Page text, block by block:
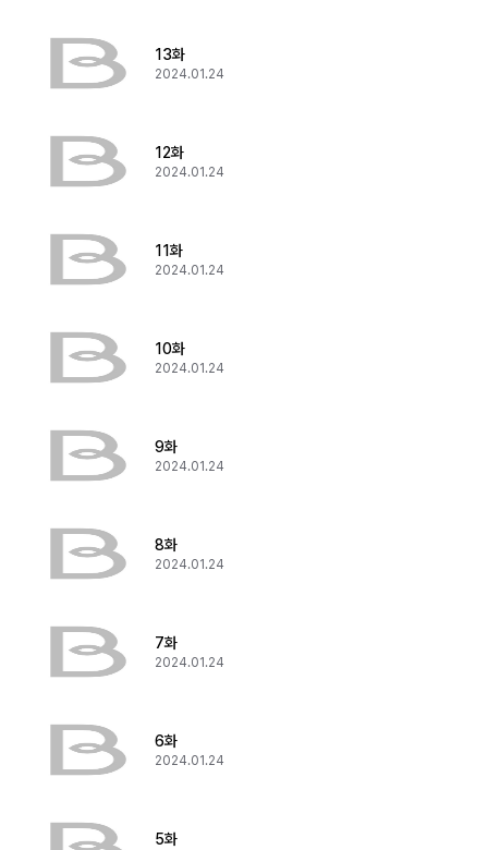
13화
2024.01.24
12화
2024.01.24
11화
2024.01.24
10화
2024.01.24
9화
2024.01.24
8화
2024.01.24
7화
2024.01.24
6화
2024.01.24
5화